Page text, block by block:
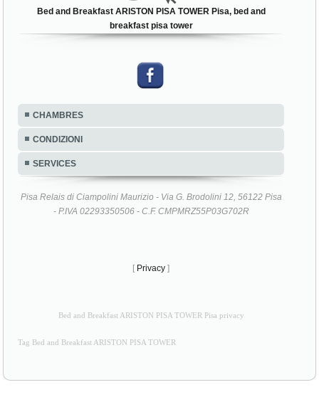
Bed and Breakfast ARISTON PISA TOWER Pisa, bed and
breakfast pisa tower
CHAMBRES
CONDIZIONI
SERVICES
Pisa Relais di Ciampolini Maurizio - Via G. Brodolini 12, 56122 Pisa
- P.IVA 02293350506 - C.F. CMPMRZ55P03G702R
[ Privacy ]
Bed and Breakfast ARISTON PISA TOWER Pisa privacy
Tag Bed and Breakfast ARISTON PISA TOWER